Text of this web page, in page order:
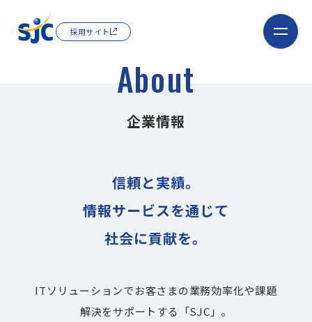
採用サイト
About
企業情報
信頼と実績。
情報サービスを通じて
社会に貢献を。
ITソリューションでお客さまの業務効率化や課題
解決をサポートする「SJC」。